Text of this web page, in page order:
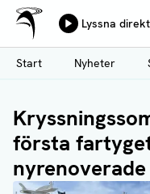
Hoppa
till
huvudinnehåll
Ålands Radio & TV
Lyssna direkt
Start
Nyheter
första